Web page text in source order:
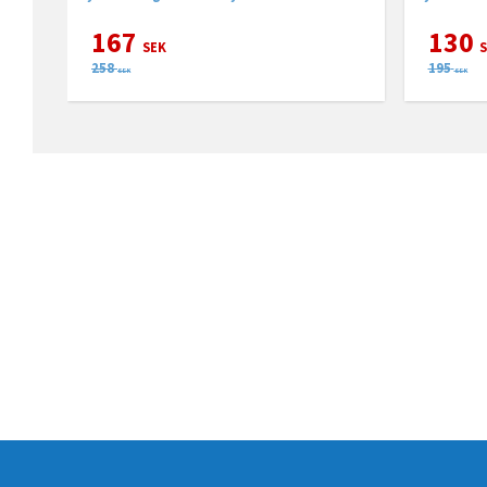
167 SEK
258 SEK
130
195 SEK